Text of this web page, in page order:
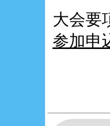
大会要
参加申